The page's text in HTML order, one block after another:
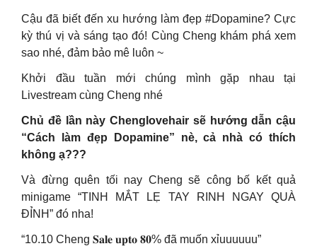
Cậu đã biết đến xu hướng làm đẹp #Dopamine? Cực
kỳ thú vị và sáng tạo đó! Cùng Cheng khám phá xem
sao nhé, đảm bảo mê luôn ~
Khởi đầu tuần mới chúng mình gặp nhau tại
Livestream cùng Cheng nhé
Chủ đề lần này Chenglovehair sẽ hướng dẫn cậu
“Cách làm đẹp Dopamine” nè, cả nhà có thích
không ạ???
Và đừng quên tối nay Cheng sẽ công bố kết quả
minigame “TINH MẮT LẸ TAY RINH NGAY QUÀ
ĐỈNH” đó nha!
“10.10 Cheng 𝐒𝐚𝐥𝐞 𝐮𝐩𝐭𝐨 𝟖𝟎% đã muốn xỉuuuuuu”